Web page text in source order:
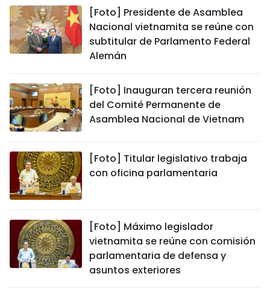
[Foto] Presidente de Asamblea
Nacional vietnamita se reúne con
subtitular de Parlamento Federal
Alemán
[Foto] Inauguran tercera reunión
del Comité Permanente de
Asamblea Nacional de Vietnam
[Foto] Titular legislativo trabaja
con oficina parlamentaria
[Foto] Máximo legislador
vietnamita se reúne con comisión
parlamentaria de defensa y
asuntos exteriores